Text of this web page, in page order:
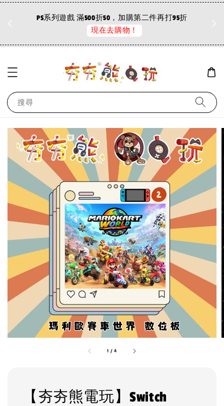
PS系列遊戲 滿500折50，加購第二件再打95折
現在去購物！
搜尋
1 /4
【夯夯熊電玩】Switch